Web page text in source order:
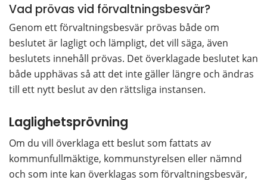
Vad prövas vid förvaltningsbesvär?
Genom ett förvaltningsbesvär prövas både om
beslutet är lagligt och lämpligt, det vill säga, även
beslutets innehåll prövas. Det överklagade beslutet kan
både upphävas så att det inte gäller längre och ändras
till ett nytt beslut av den rättsliga instansen.
Laglighetsprövning
Om du vill överklaga ett beslut som fattats av
kommunfullmäktige, kommunstyrelsen eller nämnd
och som inte kan överklagas som förvaltningsbesvär,